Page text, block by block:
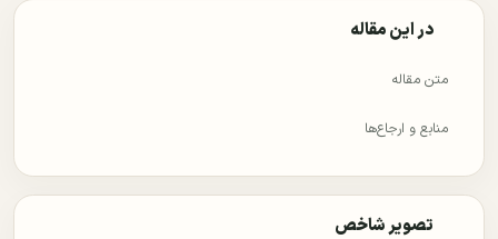
در این مقاله
متن مقاله
منابع و ارجاع‌ها
تصویر شاخص